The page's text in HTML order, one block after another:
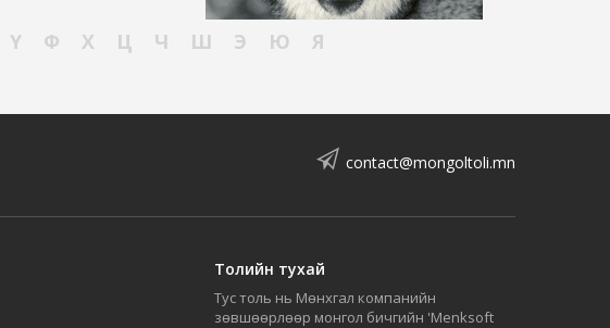
Ү Ф Х Ц Ч Ш Э Ю Я
contact@mongoltoli.mn
Толийн тухай
Тус толь нь Мөнхгал компанийн
зөвшөөрлөөр монгол бичгийн 'Menksoft